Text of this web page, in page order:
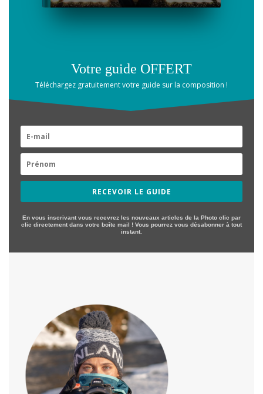
Votre guide OFFERT
Téléchargez gratuitement votre guide sur la composition !
RECEVOIR LE GUIDE
En vous inscrivant vous recevrez les nouveaux articles de la Photo clic par
clic directement dans votre boîte mail ! Vous pourrez vous désabonner à tout
instant.